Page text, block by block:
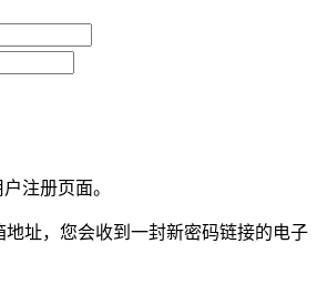
注册页面。
址，您会收到一封新密码链接的电子